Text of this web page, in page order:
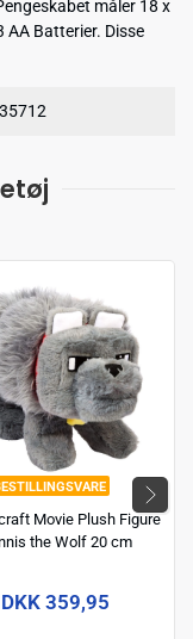
måler 18 x
AA Batterier. Disse
Movie Plush Figure
the Wolf 20 cm
DKK 359,95